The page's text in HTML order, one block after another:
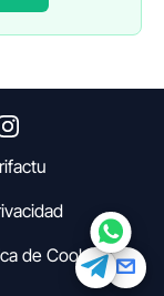
de Cookies